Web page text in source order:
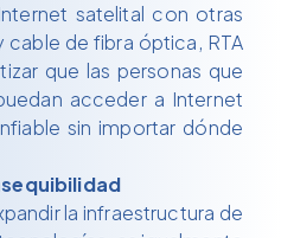
satelital con otras
de fibra óptica, RTA
que las personas que
acceder a Internet
sin importar dónde
la infraestructura de